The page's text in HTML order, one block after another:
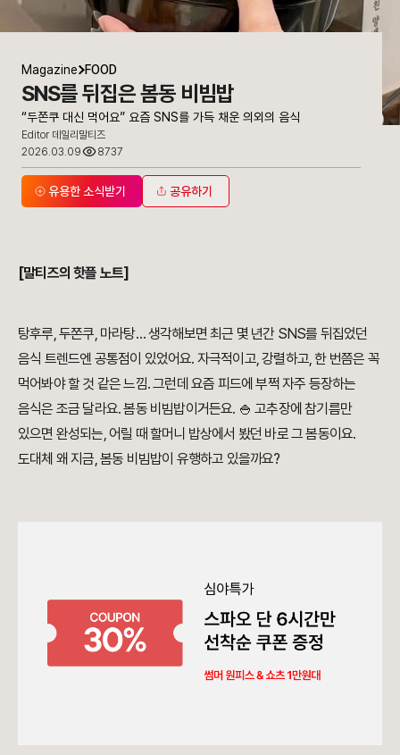
Magazine FOOD
SNS를 뒤집은 봄동 비빔밥
“두쫀쿠 대신 먹어요” 요즘 SNS를 가득 채운 의외의 음식
Editor 데일리말티즈
2026.03.09
8737
유용한 소식받기 공유하기
[말티즈의 핫플 노트]
탕후루, 두쫀쿠, 마라탕… 생각해보면 최근 몇 년간 SNS를 뒤집었던
음식 트렌드엔 공통점이 있었어요. 자극적이고, 강렬하고, 한 번쯤은 꼭
먹어봐야 할 것 같은 느낌. 그런데 요즘 피드에 부쩍 자주 등장하는
음식은 조금 달라요. 봄동 비빔밥이거든요. 🍚 고추장에 참기름만
있으면 완성되는, 어릴 때 할머니 밥상에서 봤던 바로 그 봄동이요.
도대체 왜 지금, 봄동 비빔밥이 유행하고 있을까요?